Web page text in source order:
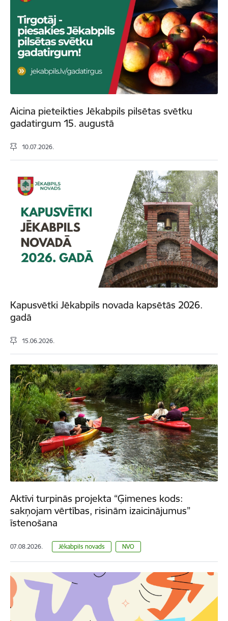
Aicina pieteikties Jēkabpils pilsētas svētku
gadatirgum 15. augustā
10.07.2026.
Kapusvētki Jēkabpils novada kapsētās 2026.
gadā
15.06.2026.
Aktīvi turpinās projekta “Ģimenes kods:
sakņojam vērtības, risinām izaicinājumus”
īstenošana
07.08.2026. Jēkabpils novads NVO